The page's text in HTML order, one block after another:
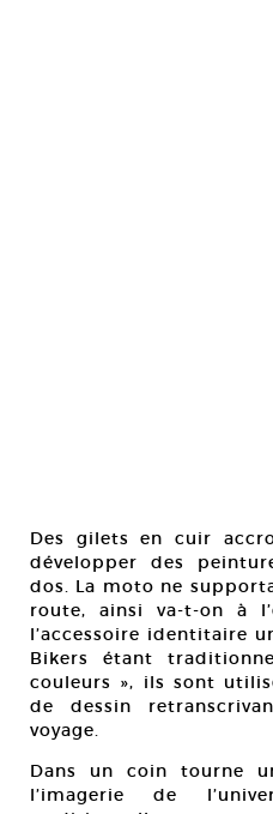
Des gilets en cuir
développer des
dos. La moto ne
route, ainsi va-t-on à
l’accessoire identitaire
Bikers étant
couleurs », ils sont
de dessin
voyage.
Dans un coin tourne
l’imagerie de